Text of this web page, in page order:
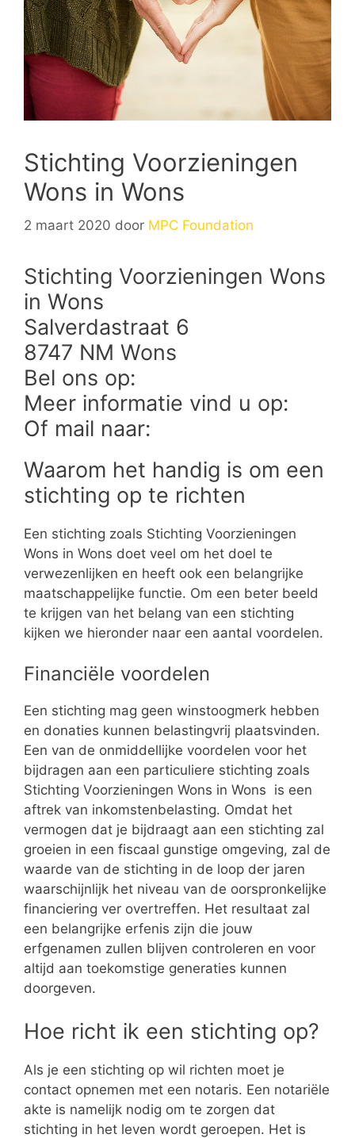
Stichting Voorzieningen
Wons in Wons
2 maart 2020 door MPC Foundation
Stichting Voorzieningen Wons
in Wons
Salverdastraat 6
8747 NM Wons
Bel ons op:
Meer informatie vind u op:
Of mail naar:
Waarom het handig is om een
stichting op te richten
Een stichting zoals Stichting Voorzieningen
Wons in Wons doet veel om het doel te
verwezenlijken en heeft ook een belangrijke
maatschappelijke functie. Om een beter beeld
te krijgen van het belang van een stichting
kijken we hieronder naar een aantal voordelen.
Financiële voordelen
Een stichting mag geen winstoogmerk hebben
en donaties kunnen belastingvrij plaatsvinden.
Een van de onmiddellijke voordelen voor het
bijdragen aan een particuliere stichting zoals
Stichting Voorzieningen Wons in Wons is een
aftrek van inkomstenbelasting. Omdat het
vermogen dat je bijdraagt aan een stichting zal
groeien in een fiscaal gunstige omgeving, zal de
waarde van de stichting in de loop der jaren
waarschijnlijk het niveau van de oorspronkelijke
financiering ver overtreffen. Het resultaat zal
een belangrijke erfenis zijn die jouw
erfgenamen zullen blijven controleren en voor
altijd aan toekomstige generaties kunnen
doorgeven.
Hoe richt ik een stichting op?
Als je een stichting op wil richten moet je
contact opnemen met een notaris. Een notariële
akte is namelijk nodig om te zorgen dat
stichting in het leven wordt geroepen. Het is